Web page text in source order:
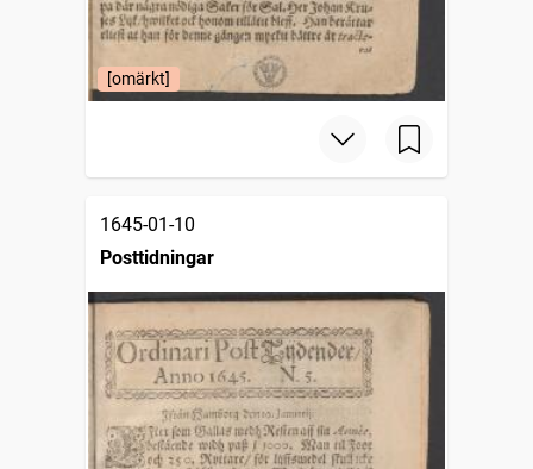
[omärkt]
1645-01-10
Posttidningar